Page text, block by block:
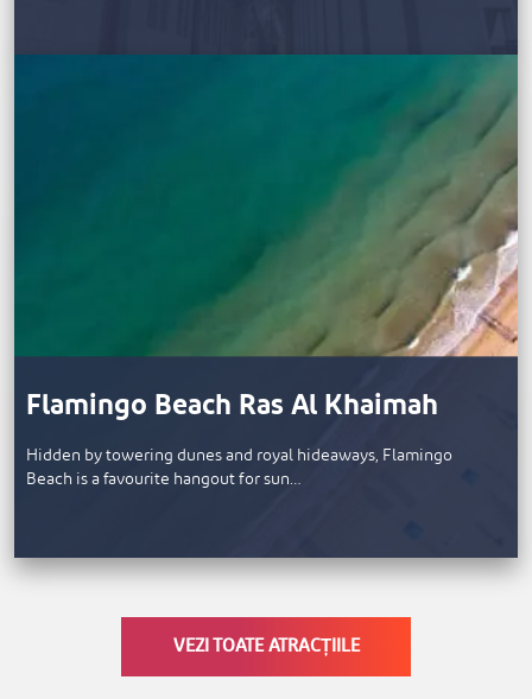
Flamingo Beach Ras Al Khaimah
Hidden by towering dunes and royal hideaways, Flamingo
Beach is a favourite hangout for sun…
VEZI TOATE ATRACȚIILE